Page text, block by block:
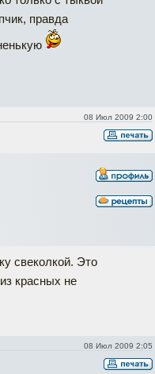
правда
08 Июл 2009 2:00
свеколкой. Это
красных не
08 Июл 2009 2:05